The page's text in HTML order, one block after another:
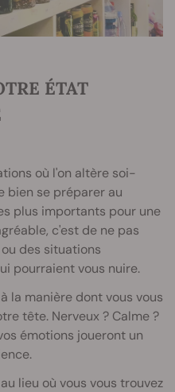
ÉTAT
où l'on altère soi-
bien se préparer au
plus importants pour une
c'est de ne pas
des situations
pourraient vous nuire.
la manière dont vous vous
tête. Nerveux ? Calme ?
émotions joueront un
lieu où vous vous trouvez